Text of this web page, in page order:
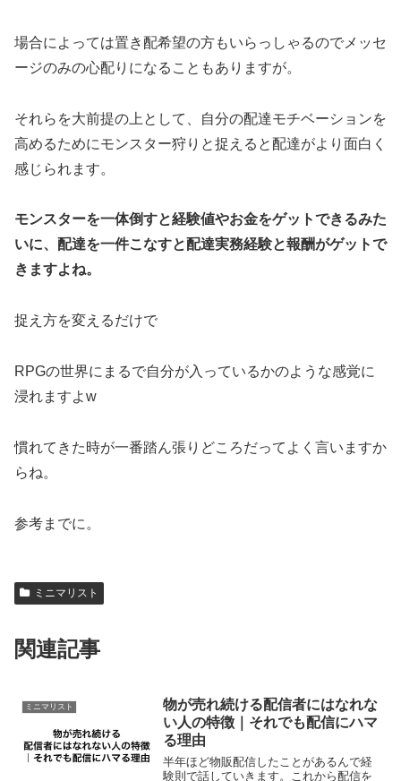
場合によっては置き配希望の方もいらっしゃるのでメッセ
ージのみの心配りになることもありますが。
それらを大前提の上として、自分の配達モチベーションを
高めるためにモンスター狩りと捉えると配達がより面白く
感じられます。
モンスターを一体倒すと経験値やお金をゲットできるみた
いに、配達を一件こなすと配達実務経験と報酬がゲットで
きますよね。
捉え方を変えるだけで
RPGの世界にまるで自分が入っているかのような感覚に
浸れますよw
慣れてきた時が一番踏ん張りどころだってよく言いますか
らね。
参考までに。
ミニマリスト
関連記事
ミニマリスト
物が売れ続ける配信者にはなれな
い人の特徴｜それでも配信にハマ
る理由
半年ほど物販配信したことがあるんで経
験則で話していきます。これから配信を